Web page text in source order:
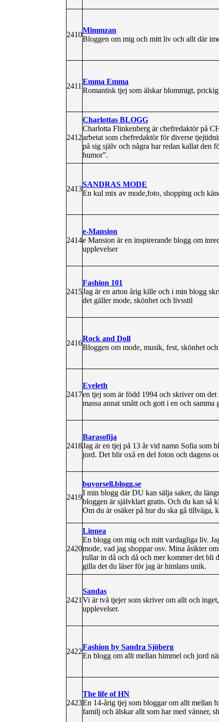
2410
Mimmzan
Bloggen om mig och mitt liv och allt där
2411
Emma Emma
Romantisk tjej som älskar blommigt,
2412
Charlottas BLOGG
Charlotta Flinkenberg är chefredaktör på
arbetat som chefredaktör för diverse
på sig själv och några har redan kallat den
humor”.
2413
SANDRAS MODE
En kul mix av mode,foto, shopping och
2414
e-Mansion
e Mansion är en inspirerande blogg om
upplevelser
2415
Fashion 101
Jag är en arton årig kille och i min blogg
det gäller mode, skönhet och livsstil
2416
Rock and Doll
Bloggen om mode, musik, fest, skönhet
2417
Eveleth
en tjej som är född 1994 och skriver om
massa annat smått och gott i en och samma
2418
Barasofija
Jag är en tjej på 13 år vid namn Sofia som
jord. Det blir oxå en del foton och dagens
2419
buyorsell.blogg.se
I min blogg där DU kan sälja saker, du
bloggen är självklart gratis. Och du kan så
Om du är osäker på hur du ska gå tillväga,
2420
Linnea
En blogg om mig och mitt vardagliga liv.
mode, vad jag shoppar osv. Mina åsikter
rullar in då och då och mer kommer det bli
gilla det du läser för jag är himlans unik.
2421
Sandas
Vi är två tjejer som skriver om allt och
upplevelser.
2422
Fashion by Sandra Sjöberg
En blogg om allt mellan himmel och jord
2423
The life of HN
En 14-årig tjej som bloggar om allt mellan
familj och älskar allt som har med vänner,